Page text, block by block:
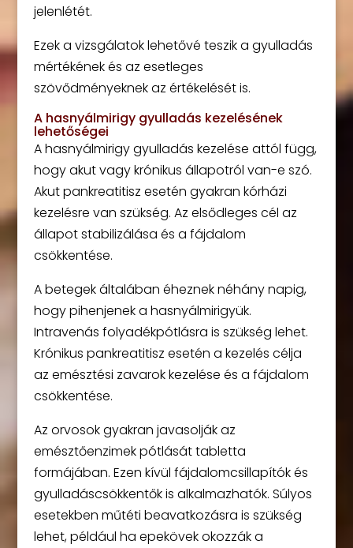
jelenlétét.
Ezek a vizsgálatok lehetővé teszik a gyulladás
mértékének és az esetleges
szövődményeknek az értékelését is.
A hasnyálmirigy gyulladás kezelésének
lehetőségei
A hasnyálmirigy gyulladás kezelése attól függ,
hogy akut vagy krónikus állapotról van-e szó.
Akut pankreatitisz esetén gyakran kórházi
kezelésre van szükség. Az elsődleges cél az
állapot stabilizálása és a fájdalom
csökkentése.
A betegek általában éheznek néhány napig,
hogy pihenjenek a hasnyálmirigyük.
Intravenás folyadékpótlásra is szükség lehet.
Krónikus pankreatitisz esetén a kezelés célja
az emésztési zavarok kezelése és a fájdalom
csökkentése.
Az orvosok gyakran javasolják az
emésztőenzimek pótlását tabletta
formájában. Ezen kívül fájdalomcsillapítók és
gyulladáscsökkentők is alkalmazhatók. Súlyos
esetekben műtéti beavatkozásra is szükség
lehet, például ha epekövek okozzák a